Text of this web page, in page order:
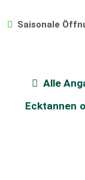
Saisonale
Alle
Ecktannen